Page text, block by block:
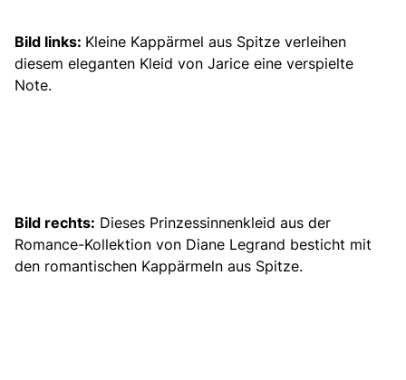
Bild links: Kleine Kappärmel aus Spitze verleihen
diesem eleganten Kleid von Jarice eine verspielte
Note.
Bild rechts: Dieses Prinzessinnenkleid aus der
Romance-Kollektion von Diane Legrand besticht mit
den romantischen Kappärmeln aus Spitze.